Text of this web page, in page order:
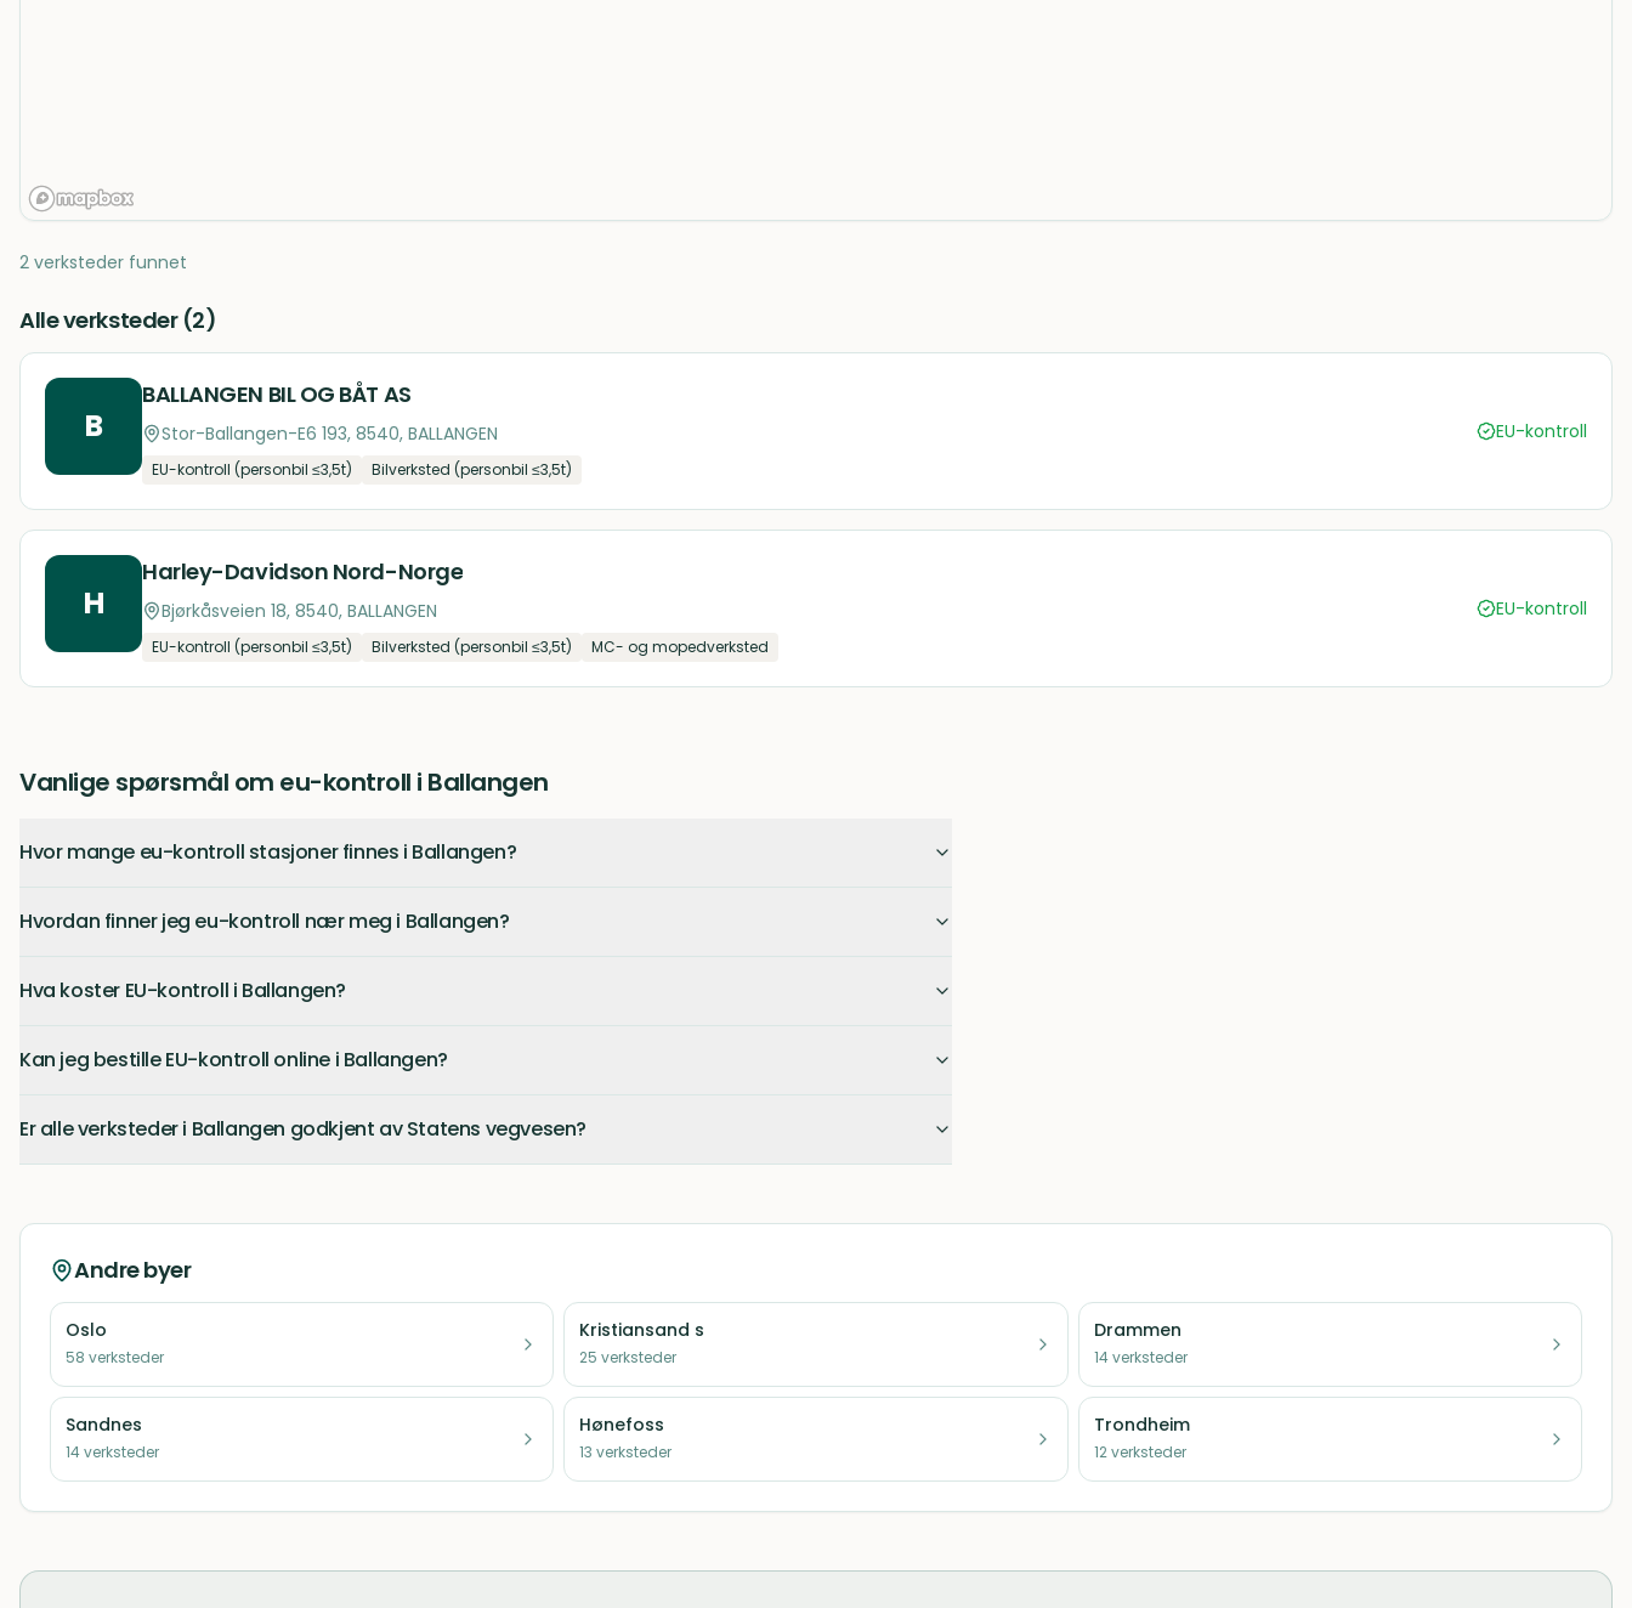
2 verksteder funnet
Alle verksteder (2)
B
BALLANGEN BIL OG BÅT AS
Stor-Ballangen-E6 193, 8540, BALLANGEN
EU-kontroll (personbil ≤3,5t) Bilverksted (personbil ≤3,5t)
EU-kontroll
H
Harley-Davidson Nord-Norge
Bjørkåsveien 18, 8540, BALLANGEN
EU-kontroll (personbil ≤3,5t) Bilverksted (personbil ≤3,5t) MC- og mopedverksted
EU-kontroll
Vanlige spørsmål om eu-kontroll i Ballangen
Hvor mange eu-kontroll stasjoner finnes i Ballangen?
Hvordan finner jeg eu-kontroll nær meg i Ballangen?
Hva koster EU-kontroll i Ballangen?
Kan jeg bestille EU-kontroll online i Ballangen?
Er alle verksteder i Ballangen godkjent av Statens vegvesen?
Andre byer
Oslo
58 verksteder
Kristiansand s
25 verksteder
Drammen
14verksteder
Sandnes
14verksteder
Hønefoss
13 verksteder
Trondheim
12verksteder